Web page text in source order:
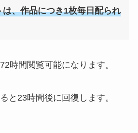
は、作品につき1枚毎日配られ
時間閲覧可能になります。
と23時間後に回復します。